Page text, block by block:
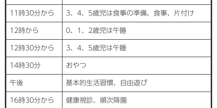
11時30分から 3、4、5歳児は食事の準備、食事、片付け
12時から 0、1、2歳児は午睡
12時30分から 3、4、5歳児は午睡
14時30分 おやつ
午後 基本的生活習慣、自由遊び
16時30分から 健康視診、順次降園